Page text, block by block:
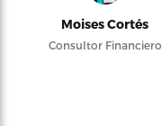
Moises Cortés
Consultor Financiero